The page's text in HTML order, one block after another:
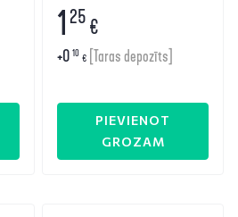
125€
+0 10 € [Taras depozīts]
PIEVIENOT
GROZAM